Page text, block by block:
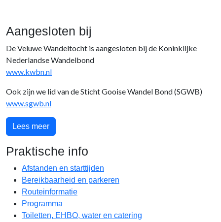
Aangesloten bij
De Veluwe Wandeltocht is aangesloten bij de Koninklijke
Nederlandse Wandelbond
www.kwbn.nl
Ook zijn we lid van de Sticht Gooise Wandel Bond (SGWB)
www.sgwb.nl
Lees meer
Praktische info
Afstanden en starttijden
Bereikbaarheid en parkeren
Routeinformatie
Programma
Toiletten, EHBO, water en catering